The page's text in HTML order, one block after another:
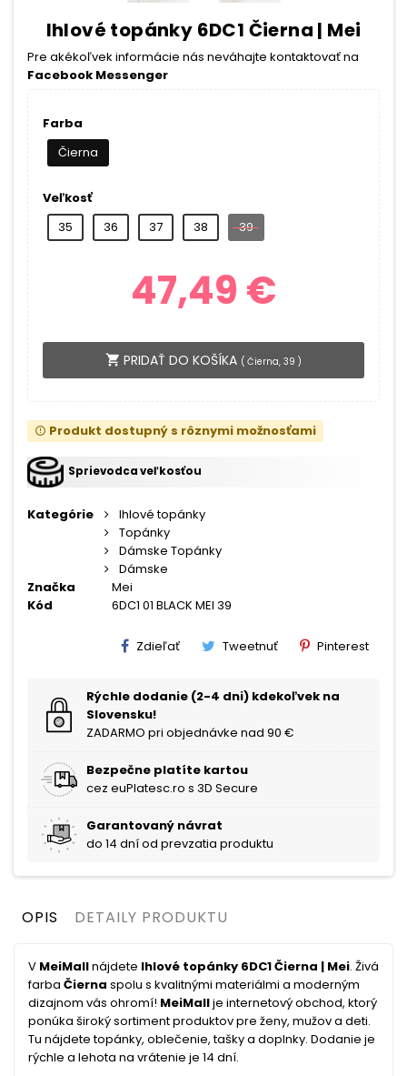
Ihlové topánky 6DC1 Čierna | Mei
Pre akékoľvek informácie nás neváhajte kontaktovať na
Facebook Messenger
Farba
Čierna
Veľkosť
35
36 37 38 39
47,49 €
shopping_cart PRIDAŤ DO KOŠÍKA ( Čierna, 39 )
error_outline Produkt dostupný s rôznymi možnosťami
Sprievodca veľkosťou
Kategórie
Ihlové topánky
Topánky
Dámske Topánky
Dámske
Značka
Mei
Kód
6DC1 01 BLACK MEI 39
Zdieľať Tweetnuť Pinterest
Rýchle dodanie (2-4 dni) kdekoľvek na
Slovensku!
ZADARMO pri objednávke nad 90 €
Bezpečne platíte kartou
cez euPlatesc.ro s 3D Secure
Garantovaný návrat
do 14 dní od prevzatia produktu
OPIS DETAILY PRODUKTU
V MeiMallnájdete Ihlové topánky 6DC1 Čierna | Mei. Živá
farba Čierna spolu s kvalitnými materiálmi a moderným
dizajnom vás ohromí! MeiMallje internetový obchod, ktorý
ponúka široký sortiment produktov pre ženy, mužov a deti.
Tu nájdete topánky, oblečenie, tašky a doplnky. Dodanie je
rýchle a lehota na vrátenie je 14 dní.